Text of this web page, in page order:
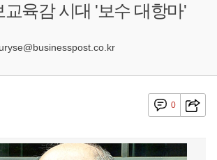
교육감 시대 '보수 대항마'
0